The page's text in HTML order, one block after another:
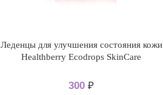
Леденцы для улучшения состояния кожи
Healthberry Ecodrops SkinCare
300 ₽